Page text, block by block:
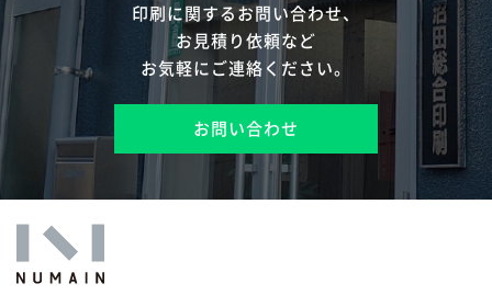
企業情報
アップロード
印刷に関するお問い合わせ、
お見積り依頼など
お気軽にご連絡ください。
お問い合わせ